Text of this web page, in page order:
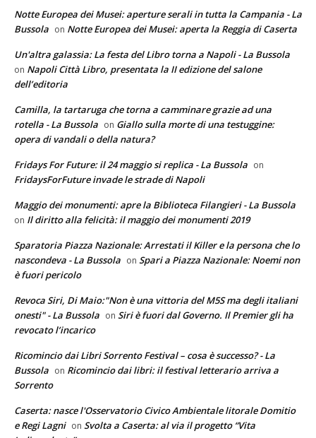
Notte Europea dei Musei: aperture serali in tutta la Campania - La
Bussola on Notte Europea dei Musei: aperta la Reggia di Caserta
Un'altra galassia: La festa del Libro torna a Napoli - La Bussola
on Napoli Città Libro, presentata la II edizione del salone
dell’editoria
Camilla, la tartaruga che torna a camminare grazie ad una
rotella - La Bussola on Giallo sulla morte di una testuggine:
opera di vandali o della natura?
Fridays For Future: il 24 maggio si replica - La Bussola on
FridaysForFuture invade le strade di Napoli
Maggio dei monumenti: apre la Biblioteca Filangieri - La Bussola
on Il diritto alla felicità: il maggio dei monumenti 2019
Sparatoria Piazza Nazionale: Arrestati il Killer e la persona che lo
nascondeva - La Bussola on Spari a Piazza Nazionale: Noemi non
è fuori pericolo
Revoca Siri, Di Maio:"Non è una vittoria del M5S ma degli italiani
onesti" - La Bussola on Siri è fuori dal Governo. Il Premier gli ha
revocato l’incarico
Ricomincio dai Libri Sorrento Festival – cosa è successo? - La
Bussola on Ricomincio dai libri: il festival letterario arriva a
Sorrento
Caserta: nasce l'Osservatorio Civico Ambientale litorale Domitio
e Regi Lagni on Svolta a Caserta: al via il progetto “Vita